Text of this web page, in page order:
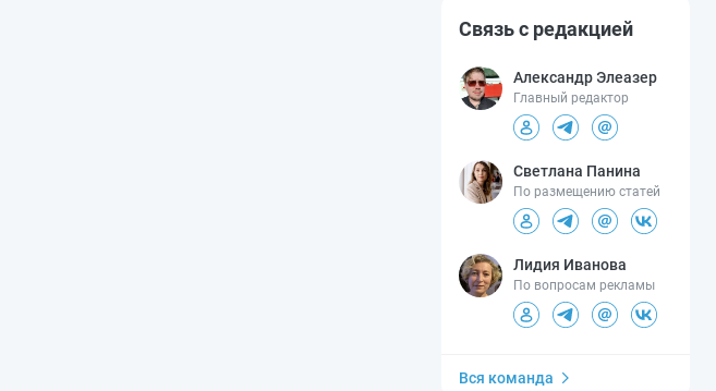
Связь с редакцией
Александр Элеазер
Главный редактор
Светлана Панина
По размещению статей
Лидия Иванова
По вопросам рекламы
Вся команда